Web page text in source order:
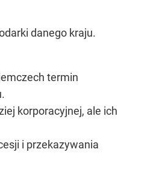
danego kraju.
termin
korporacyjnej, ale ich
i przekazywania